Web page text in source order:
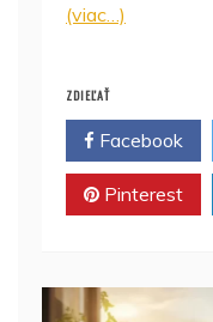
(viac…)
ZDIEĽAŤ
Facebook
Pinterest